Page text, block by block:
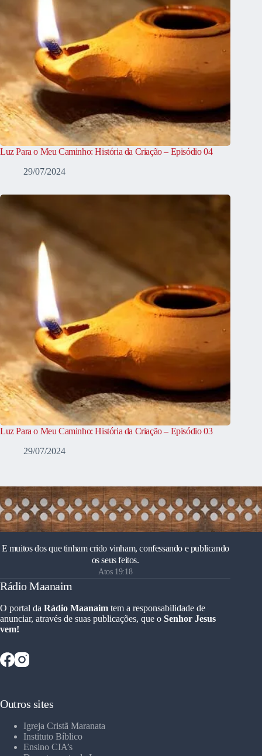
Luz Para o Meu Caminho: História da Criação – Episódio 04
29/07/2024
Luz Para o Meu Caminho: História da Criação – Episódio 03
29/07/2024
E muitos dos que tinham crido vinham, confessando e publicando
os seus feitos.
Atos 19:18
Rádio Maanaim
O portal da Rádio Maanaim tem a responsabilidade de
anunciar, através de suas publicações, que o Senhor Jesus
vem!
Outros sites
Igreja Cristã Maranata
Instituto Bíblico
Ensino CIA’s